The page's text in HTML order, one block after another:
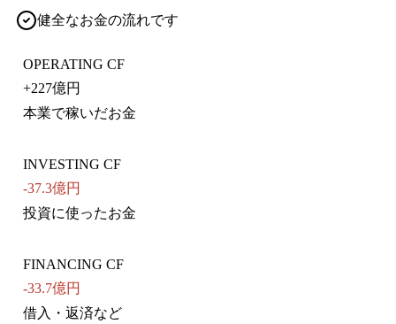
健全なお金の流れです
OPERATING CF
+227億円
本業で稼いだお金
INVESTING CF
-37.3億円
投資に使ったお金
FINANCING CF
-33.7億円
借入・返済など